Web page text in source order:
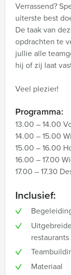
Verrassend?
uiterste best
De taak van
opdrachten te
jullie alle
hij of zij laat
Veel plezier!
Programma:
13.00 – 14.00
14.00 – 15.00
15.00 – 16.00
16.00 – 17.00
17.00 – 17.30
Inclusief:
restaurants
Materiaal